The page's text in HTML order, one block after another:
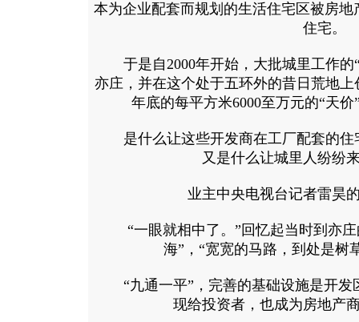
本为企业配套而规划的生活住宅区被房
住宅。
于是自2000年开始，大批城里工作的
亦庄，并在这个处于五环外的昔日荒地
年底的每平方米6000至万元的“天
是什么让这些开发商在工厂配套的住
又是什么让城里人纷纷
业主中央电视台记者雷昊的
“一眼就相中了。”回忆起当时到亦庄
海”，“宽宽的马路，到处是树
“九通一平”，完善的基础设施是开发
现给投资者，也成为房地产